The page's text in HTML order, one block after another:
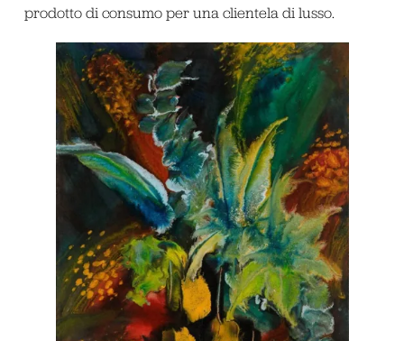
prodotto di consumo per una clientela di lusso.